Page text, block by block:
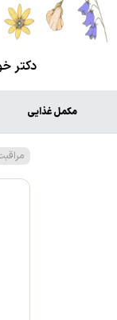
دکتر
مکمل غذایی